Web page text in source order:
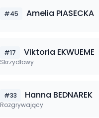
#45 Amelia PIASECKA
#17 Viktoria EKWUEME
Skrzydłowy
#33 Hanna BEDNAREK
Rozgrywający